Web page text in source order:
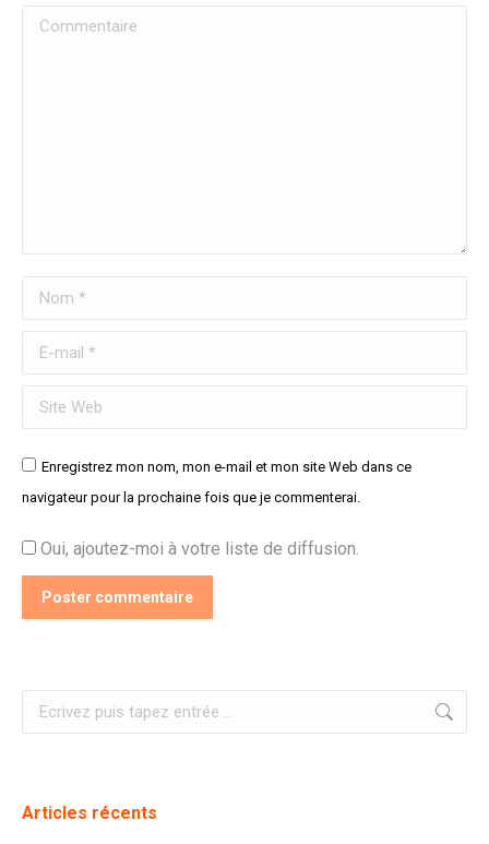
Commentaire
Nom *
E-mail *
Site Web
Enregistrez mon nom, mon e-mail et mon site Web dans ce
navigateur pour la prochaine fois que je commenterai.
Oui, ajoutez-moi à votre liste de diffusion.
Poster commentaire
Recherche
:
Articles récents